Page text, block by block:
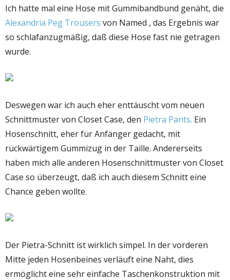
Ich hatte mal eine Hose mit Gummibandbund genäht, die
Alexandria Peg Trousers von Named , das Ergebnis war
so schlafanzugmäßig, daß diese Hose fast nie getragen
wurde.
Deswegen war ich auch eher enttäuscht vom neuen
Schnittmuster von Closet Case, den Pietra Pants. Ein
Hosenschnitt, eher für Anfänger gedacht, mit
rückwärtigem Gummizug in der Taille. Andererseits
haben mich alle anderen Hosenschnittmuster von Closet
Case so überzeugt, daß ich auch diesem Schnitt eine
Chance geben wollte.
Der Pietra-Schnitt ist wirklich simpel. In der vorderen
Mitte jeden Hosenbeines verläuft eine Naht, dies
ermöglicht eine sehr einfache Taschenkonstruktion mit